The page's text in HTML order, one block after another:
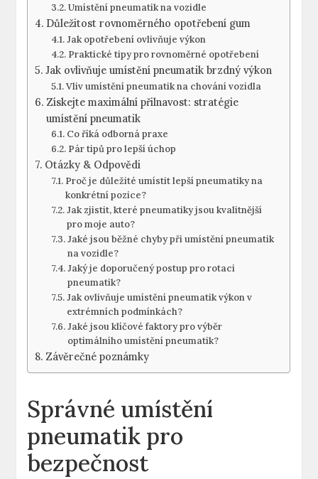
Umístění pneumatik na vozidle
Důležitost rovnoměrného opotřebení gum
Jak opotřebení ovlivňuje výkon
Praktické tipy pro rovnoměrné opotřebení
Jak ovlivňuje umístění pneumatik brzdný výkon
Vliv umístění pneumatik na chování vozidla
Získejte maximální přilnavost: stratégie
umístění pneumatik
Co říká odborná praxe
Pár tipů pro lepší úchop
Otázky & Odpovědi
Proč je důležité umístit lepší pneumatiky na
konkrétní pozice?
Jak zjistit, které pneumatiky jsou kvalitnější
pro moje auto?
Jaké jsou běžné chyby při umístění pneumatik
na vozidle?
Jaký je doporučený postup pro rotaci
pneumatik?
Jak ovlivňuje umístění pneumatik výkon v
extrémních podmínkách?
Jaké jsou klíčové faktory pro výběr
optimálního umístění pneumatik?
Závěrečné poznámky
Správné umístění
pneumatik pro
bezpečnost